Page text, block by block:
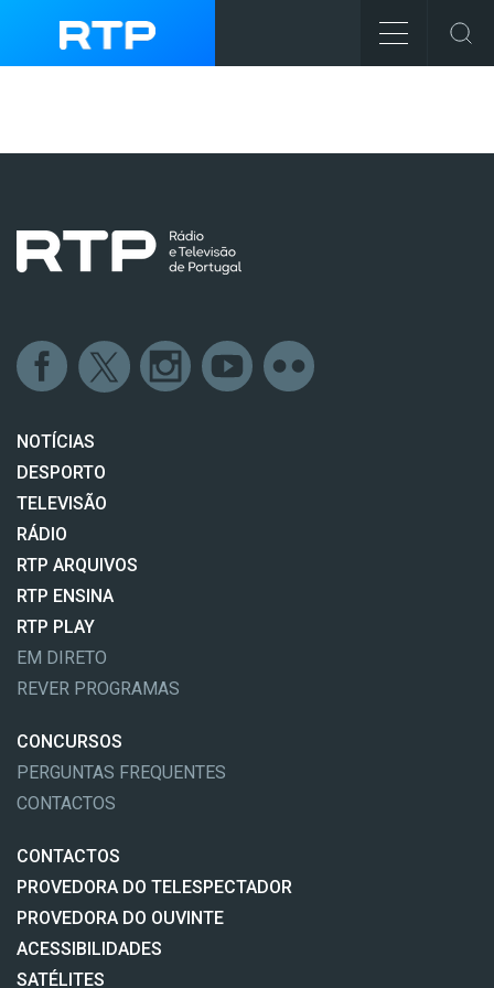
NOTÍCIAS
DESPORTO
TELEVISÃO
RÁDIO
RTP ARQUIVOS
RTP ENSINA
RTP PLAY
EM DIRETO
REVER PROGRAMAS
CONCURSOS
PERGUNTAS FREQUENTES
CONTACTOS
CONTACTOS
PROVEDORA DO TELESPECTADOR
PROVEDORA DO OUVINTE
ACESSIBILIDADES
SATÉLITES